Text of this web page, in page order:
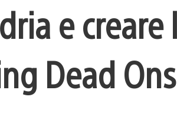
e creare
Dead